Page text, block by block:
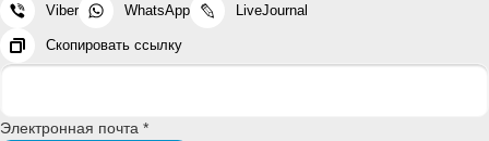
Viber WhatsApp LiveJournal
Скопировать ссылку
Электронная почта *